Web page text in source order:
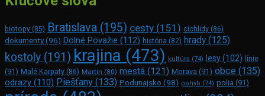
biotopy (85) Bratislava (195) cesty (151) cichlidy (86)
dokumenty (96) Dolné Považie (112) história (82) hrady (125)
kostoly (191) krajina (473) kultúra (74) lesy(102) línie
(91) Malé Karpaty (86) Martin (80) mestá (121) Morava (91) obce (135)
odrazy (110) Piešťany (133) Podunajsko (98) pohyb (74) polia (91)